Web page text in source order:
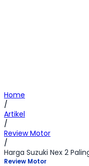
Home
/
Artikel
/
Review Motor
/
Harga Suzuki Nex 2
Review Motor